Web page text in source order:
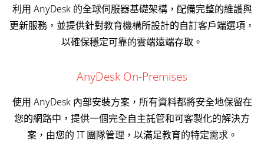
利用 AnyDesk 的全球伺服器基礎架構，配備完整的維護與
更新服務，並提供針對教育機構所設計的自訂客戶端選項，
以確保穩定可靠的雲端遠端存取。
AnyDesk On-Premises
使用 AnyDesk 內部安裝方案，所有資料都將安全地保留在
您的網路中，提供一個完全自主託管和可客製化的解決方
案，由您的 IT 團隊管理，以滿足教育的特定需求。